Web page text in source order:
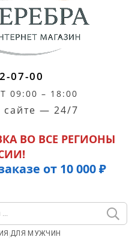
07-00
– 18:00
— 24/7
ВО ВСЕ РЕГИОНЫ
от 10 000 ₽
|ДЛЯ МУЖЧИН